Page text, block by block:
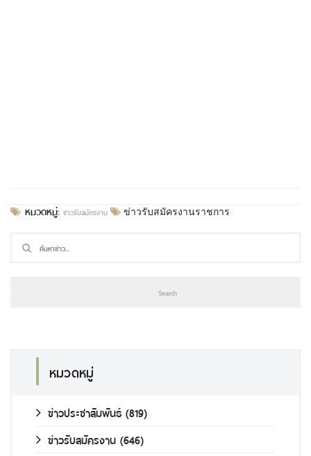
หมวดหมู่: ข่าวรับสมัครงาน ข่าวรับสมัครงานราชการ
หมวดหมู่
ข่าวประชาสัมพันธ์ (819)
ข่าวรับสมัครงาน (646)